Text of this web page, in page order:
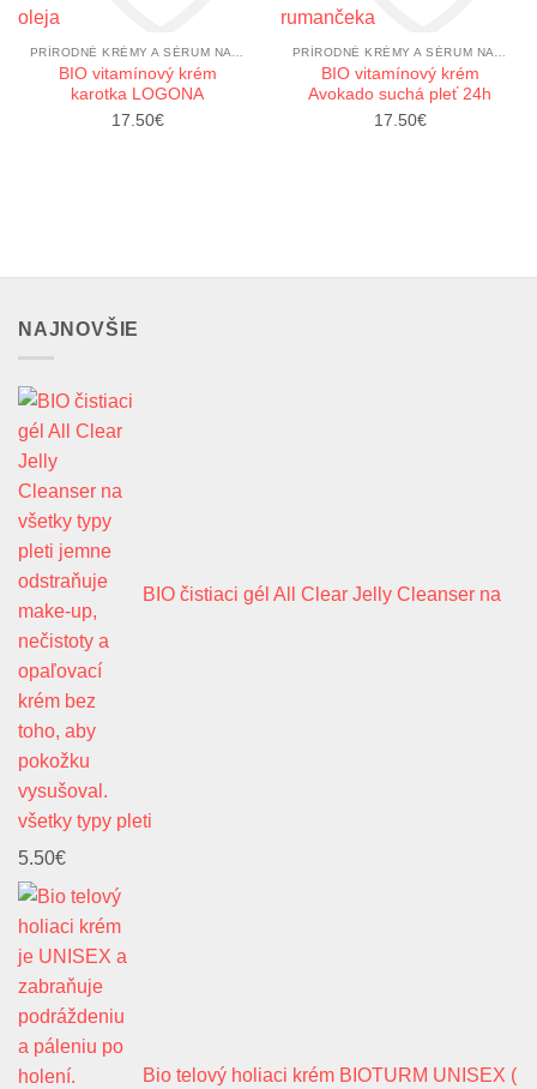
Pridať do zoznamu prianí
BIO vitamínový krém
karotka LOGONA
17.50€
Pridať do zoznamu prianí
BIO vitamínový krém
Avokado suchá pleť 24h
17.50€
NAJNOVŠIE
BIO čistiaci gél All Clear Jelly Cleanser na
všetky typy pleti
5.50€
Bio telový holiaci krém BIOTURM UNISEX (